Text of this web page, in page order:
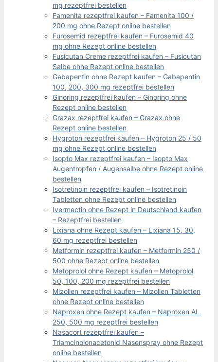
mg rezeptfrei bestellen
Famenita rezeptfrei kaufen – Famenita 100 /
200 mg ohne Rezept online bestellen
Furosemid rezeptfrei kaufen – Furosemid 40
mg ohne Rezept online bestellen
Fusicutan Creme rezeptfrei kaufen – Fusicutan
Salbe ohne Rezept online bestellen
Gabapentin ohne Rezept kaufen – Gabapentin
100, 200, 300 mg rezeptfrei bestellen
Ginoring rezeptfrei kaufen – Ginoring ohne
Rezept online bestellen
Grazax rezeptfrei kaufen – Grazax ohne
Rezept online bestellen
Hygroton rezeptfrei kaufen – Hygroton 25 / 50
mg ohne Rezept online bestellen
Isopto Max rezeptfrei kaufen – Isopto Max
Augentropfen / Augensalbe ohne Rezept online
bestellen
Isotretinoin rezeptfrei kaufen – Isotretinoin
Tabletten ohne Rezept online bestellen
Ivermectin ohne Rezept in Deutschland kaufen
– Rezeptfrei bestellen
Lixiana ohne Rezept kaufen – Lixiana 15, 30,
60 mg rezeptfrei bestellen
Metformin rezeptfrei kaufen – Metformin 250 /
500 ohne Rezept online bestellen
Metoprolol ohne Rezept kaufen – Metoprolol
50, 100, 200 mg rezeptfrei bestellen
Mizollen rezeptfrei kaufen – Mizollen Tabletten
ohne Rezept online bestellen
Naproxen ohne Rezept kaufen – Naproxen AL
250, 500 mg rezeptfrei bestellen
Nasacort rezeptfrei kaufen –
Triamcinolonacetonid Nasenspray ohne Rezept
online bestellen